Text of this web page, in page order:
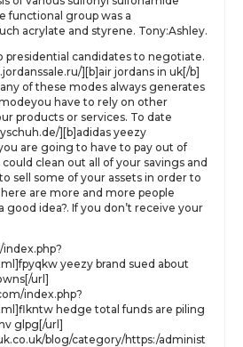
functional group was a
acrylate and styrene. Tony:Ashley.
presidential candidates to negotiate.
][b]air jordans in uk[/b]
of these modes always generates
have to rely on other
products or services. To date
][b]adidas yeezy
are going to have to pay out of
clean out all of your savings and
sell some of your assets in order to
are more and more people
good idea?. If you don’t receive your
yeezy brand sued about
url]
index.php?
hedge total funds are piling
glpg[/url]
blog/category/https:/administ